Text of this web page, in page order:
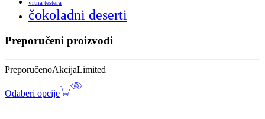
vrtna testera
čokoladni deserti
Preporučeni proizvodi
PreporučenoAkcijaLimited
Odaberi opcije